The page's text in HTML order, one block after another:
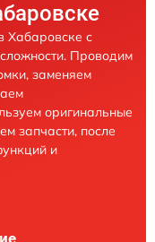
Хабаровске с
Проводим
заменяем
оригинальные
запчасти, после
и